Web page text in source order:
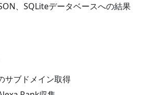
、SQLiteデータベースへの結果
サブドメイン取得